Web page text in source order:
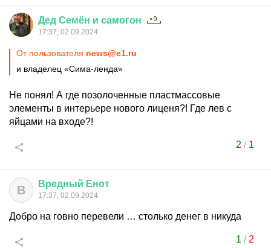
Дед Семён и самогон
17:37, 02.09.2024
От пользователя news@e1.ru
и владелец «Сима-ленда»
Не понял! А где позолоченные пластмассовые
элементы в интерьере нового лиценя?! Где лев с
яйцами на входе?!
2 / 1
В Вредный Енот
17:37, 02.09.2024
Добро на говно перевели … столько денег в никуда
1 / 2